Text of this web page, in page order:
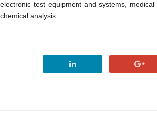
electronic test equipment and systems,
chemical analysis.